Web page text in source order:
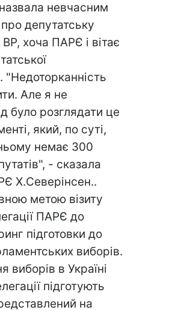
невчасним
депутатську
хоча ПАРЄ і вітає
"Недоторканність
Але я не
було розглядати це
який, по суті,
немає 300
- сказала
Х.Северінсен..
метою візиту
ПАРЄ до
підготовки до
виборів.
виборів в Україні
підготують
на